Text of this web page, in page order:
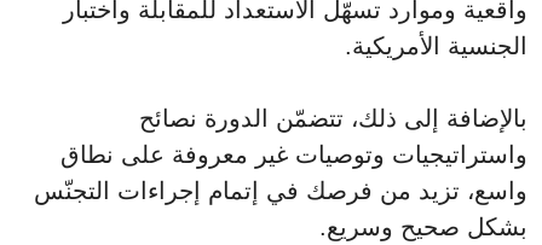
واقعية وموارد تسهّل الاستعداد للمقابلة واختبار
الجنسية الأمريكية.
بالإضافة إلى ذلك، تتضمّن الدورة نصائح
واستراتيجيات وتوصيات غير معروفة على نطاق
واسع، تزيد من فرصك في إتمام إجراءات التجنّس
بشكل صحيح وسريع.